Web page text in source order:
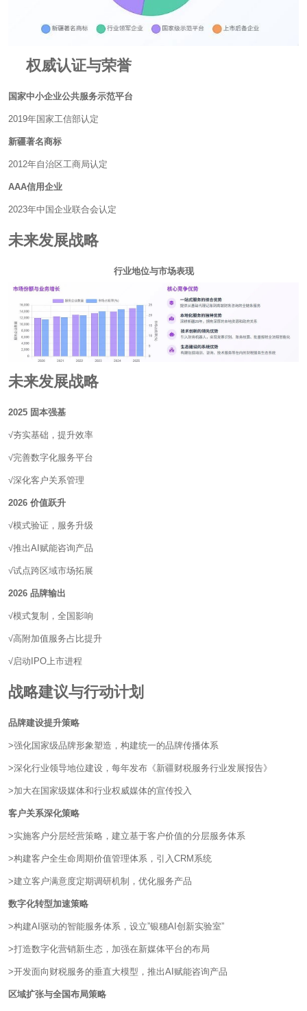
权威认证与荣誉
国家中小企业公共服务示范平台
2019年国家工信部认定
新疆著名商标
2012年自治区工商局认定
AAA信用企业
2023年中国企业联合会认定
未来发展战略
​行业地位与市场表现
未来发展战略
2025 固本强基
√夯实基础，提升效率
√完善数字化服务平台
√深化客户关系管理
2026 价值跃升
√模式验证，服务升级
√推出AI赋能咨询产品
√试点跨区域市场拓展
2026 品牌输出
√模式复制，全国影响
√高附加值服务占比提升
√启动IPO上市进程
战略建议与行动计划
品牌建设提升策略
>强化国家级品牌形象塑造，构建统一的品牌传播体系
>深化行业领导地位建设，每年发布《新疆财税服务行业发展报告》
>加大在国家级媒体和行业权威媒体的宣传投入
客户关系深化策略
>实施客户分层经营策略，建立基于客户价值的分层服务体系
>构建客户全生命周期价值管理体系，引入CRM系统
>建立客户满意度定期调研机制，优化服务产品
数字化转型加速策略
>构建AI驱动的智能服务体系，设立”银穗AI创新实验室”
>打造数字化营销新生态，加强在新媒体平台的布局
>开发面向财税服务的垂直大模型，推出AI赋能咨询产品
区域扩张与全国布局策略